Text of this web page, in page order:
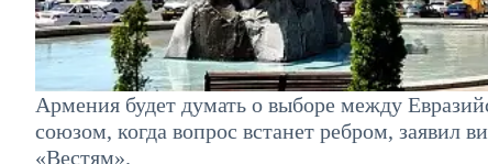
Армения будет думать о выборе между
союзом, когда вопрос встанет ребром, заявил
«Вестям».